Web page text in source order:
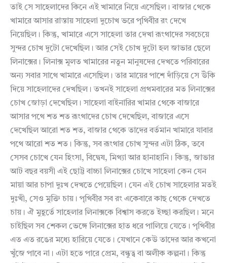
তাই সে সাহেলাদের কিনে এই খামারে নিয়ে এসেছিল। বাজার থেকে
খামারে আসার রাস্তায় সাহেলা দুচোখ ভরে পৃথিবীর রং দেখে
নিয়েছিল। কিন্তু, খামারে এসে সাহেলা তার দেখা রূংথাদের সবচেয়ে
সুন্দর চোখ দুটো দেখেছিল। আর সেই চোখ দুটো হল জাভার ছেলে
লিনাক্সের। লিনাক্স মূলত খামারের নতুন মানুষদের দেখতে পরিবারের
অন্য সবার সাথে খামারে এসেছিল। তার মায়ের পাশে দাঁড়িয়ে সে উঁকি
দিয়ে সাহেলাদের দেখছিল। তখনই সাহেলা প্রথমবারের মত লিনাক্সের
চোখ জোড়া দেখেছিল। সাহেলা বাইনারির খামার থেকে বাজারে
আসার পথে শত শত রূংথাদের চোখ দেখেছিল, বাজারে এসে
দেখেছিল আরো শত শত, বাজার থেকে তাদের বর্তমান খামারে যাবার
পথে আরো শত শত। কিন্তু, সব রূংথার চোখ সুন্দর এটা ঠিক, তবে
সেসব চোখে যেন হিংসা, বিদ্বেষ, মিথ্যা আর হানাহানি। কিন্তু, জাভার
আট বছর বয়সী এই ছোট্ট বাচ্চা লিনাক্সের চোখে সাহেলা কেন যেন
মায়া আর চাপা দুঃখ দেখতে পেয়েছিল। যেন এই চোখ সাহেলার মতই
দুঃখী, সেও মুক্তি চায়। পৃথিবীর সব রং একেবারে কাছ থেকে দেখতে
চায়। ঐ মুহূর্তে সাহেলার লিনাক্সকে বিশ্বাস করতে ইচ্ছা করছিল। মনে
চাইছিল সব শেকল ভেঙ্গে লিনাক্সের হাত ধরে পালিয়ে যেতে। পৃথিবীর
এত এত রঙের মধ্যে হারিয়ে যেতে। যেখানে কেউ তাদের আর কখনো
খুঁজে পাবে না। এটা হতে পারে প্রেম, বন্ধুত্ব বা অলীক কল্পনা। কিন্তু